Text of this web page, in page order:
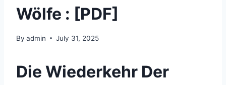
Wölfe : [PDF]
By admin July 31, 2025
Die Wiederkehr Der